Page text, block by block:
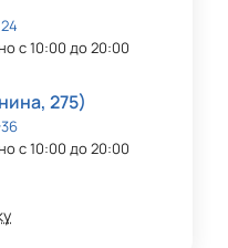
с 10:00 до 20:00
275)
с 10:00 до 20:00